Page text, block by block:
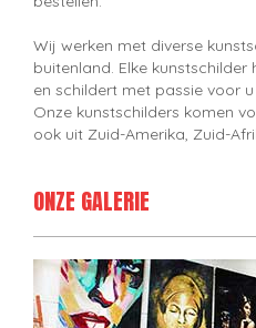
Wij werken met diverse
buitenland. Elke
en schildert met passie voor
Onze kunstschilders komen
ook uit Zuid-Amerika, Zuid-
ONZE GALERIE